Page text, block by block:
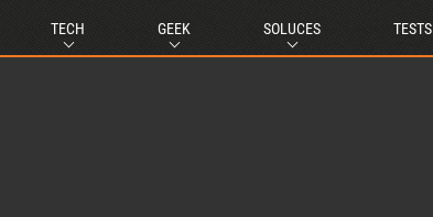
TECH GEEK SOLUCES TESTS